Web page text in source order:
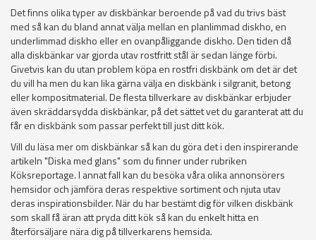
Det finns olika typer av diskbänkar beroende på vad du trivs bäst
med så kan du bland annat välja mellan en planlimmad diskho, en
underlimmad diskho eller en ovanpåliggande diskho. Den tiden då
alla diskbänkar var gjorda utav rostfritt stål är sedan länge förbi.
Givetvis kan du utan problem köpa en rostfri diskbänk om det är det
du vill ha men du kan lika gärna välja en diskbänk i silgranit, betong
eller kompositmaterial. De flesta tillverkare av diskbänkar erbjuder
även skräddarsydda diskbänkar, på det sättet vet du garanterat att du
får en diskbänk som passar perfekt till just ditt kök.
Vill du läsa mer om diskbänkar så kan du göra det i den inspirerande
artikeln "Diska med glans" som du finner under rubriken
Köksreportage. I annat fall kan du besöka våra olika annonsörers
hemsidor och jämföra deras respektive sortiment och njuta utav
deras inspirationsbilder. När du har bestämt dig för vilken diskbänk
som skall få äran att pryda ditt kök så kan du enkelt hitta en
återförsäljare nära dig på tillverkarens hemsida.